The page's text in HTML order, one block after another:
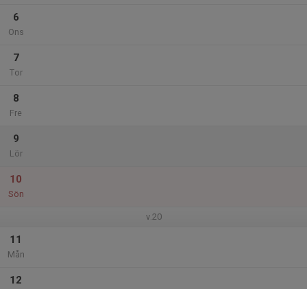
6
Ons
7
Tor
8
Fre
9
Lör
10
Sön
v.20
11
Mån
12